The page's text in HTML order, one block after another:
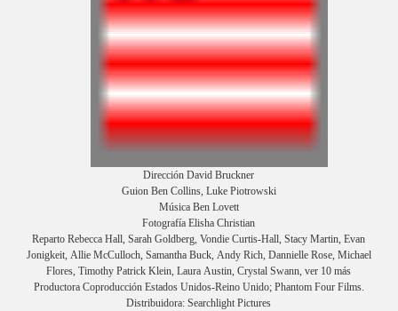
Dirección David Bruckner
Guion Ben Collins, Luke Piotrowski
Música Ben Lovett
Fotografía Elisha Christian
Reparto Rebecca Hall, Sarah Goldberg, Vondie Curtis-Hall, Stacy Martin, Evan
Jonigkeit, Allie McCulloch, Samantha Buck, Andy Rich, Dannielle Rose, Michael
Flores, Timothy Patrick Klein, Laura Austin, Crystal Swann, ver 10 más
Productora Coproducción Estados Unidos-Reino Unido; Phantom Four Films.
Distribuidora: Searchlight Pictures